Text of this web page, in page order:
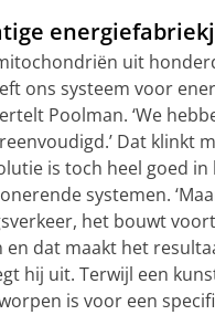
uit
ons systeem voor
Poolman. ‘We
Dat klinkt
is toch heel goed in
systemen.
het bouwt
en dat maakt het
hij uit. Terwijl een
is voor een